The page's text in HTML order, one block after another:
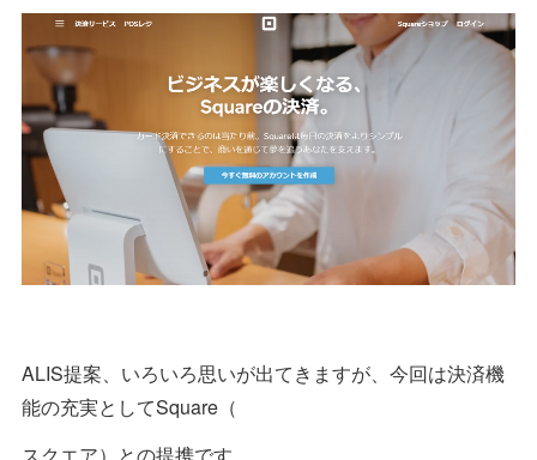
ALIS提案、いろいろ思いが出てきますが、今回は決済機
能の充実としてSquare（